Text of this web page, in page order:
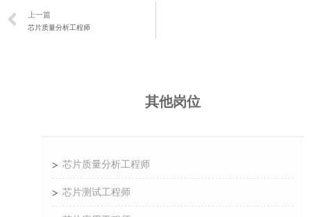
上一篇
芯片质量分析工程师
其他岗位
芯片质量分析工程师
芯片测试工程师